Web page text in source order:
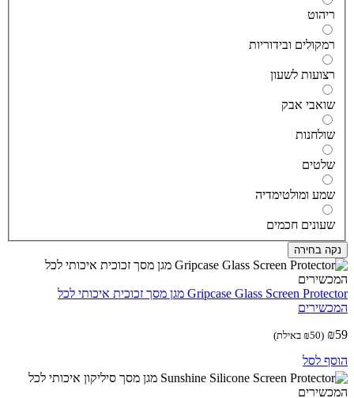
ובידוריות
לשעון
אבק
ומולטימדיה
חכמים
בחירה
Gripcase Glass Screen Protector מגן מסך זכוכית איכותי לכל
(
₪50 באילת)
לסל